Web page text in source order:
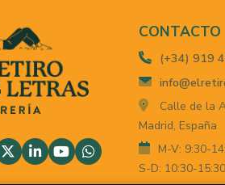
CONTACTO
(+34) 919
Calle de la
Madrid, España
M-V: 9:30-
S-D: 10:30-